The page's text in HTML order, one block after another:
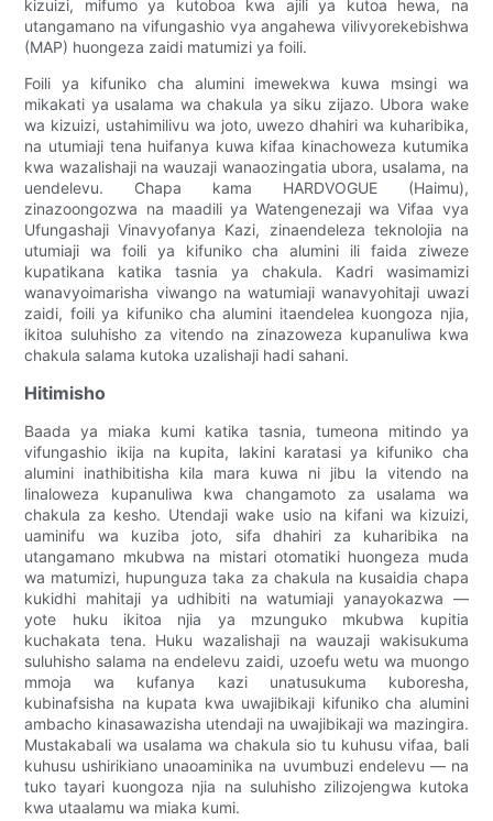
kizuizi, mifumo ya kutoboa kwa ajili ya kutoa hewa, na
utangamano na vifungashio vya angahewa vilivyorekebishwa
(MAP) huongeza zaidi matumizi ya foili.
Foili ya kifuniko cha alumini imewekwa kuwa msingi wa
mikakati ya usalama wa chakula ya siku zijazo. Ubora wake
wa kizuizi, ustahimilivu wa joto, uwezo dhahiri wa kuharibika,
na utumiaji tena huifanya kuwa kifaa kinachoweza kutumika
kwa wazalishaji na wauzaji wanaozingatia ubora, usalama, na
uendelevu. Chapa kama HARDVOGUE (Haimu),
zinazoongozwa na maadili ya Watengenezaji wa Vifaa vya
Ufungashaji Vinavyofanya Kazi, zinaendeleza teknolojia na
utumiaji wa foili ya kifuniko cha alumini ili faida ziweze
kupatikana katika tasnia ya chakula. Kadri wasimamizi
wanavyoimarisha viwango na watumiaji wanavyohitaji uwazi
zaidi, foili ya kifuniko cha alumini itaendelea kuongoza njia,
ikitoa suluhisho za vitendo na zinazoweza kupanuliwa kwa
chakula salama kutoka uzalishaji hadi sahani.
Hitimisho
Baada ya miaka kumi katika tasnia, tumeona mitindo ya
vifungashio ikija na kupita, lakini karatasi ya kifuniko cha
alumini inathibitisha kila mara kuwa ni jibu la vitendo na
linaloweza kupanuliwa kwa changamoto za usalama wa
chakula za kesho. Utendaji wake usio na kifani wa kizuizi,
uaminifu wa kuziba joto, sifa dhahiri za kuharibika na
utangamano mkubwa na mistari otomatiki huongeza muda
wa matumizi, hupunguza taka za chakula na kusaidia chapa
kukidhi mahitaji ya udhibiti na watumiaji yanayokazwa —
yote huku ikitoa njia ya mzunguko mkubwa kupitia
kuchakata tena. Huku wazalishaji na wauzaji wakisukuma
suluhisho salama na endelevu zaidi, uzoefu wetu wa muongo
mmoja wa kufanya kazi unatusukuma kuboresha,
kubinafsisha na kupata kwa uwajibikaji kifuniko cha alumini
ambacho kinasawazisha utendaji na uwajibikaji wa mazingira.
Mustakabali wa usalama wa chakula sio tu kuhusu vifaa, bali
kuhusu ushirikiano unaoaminika na uvumbuzi endelevu — na
tuko tayari kuongoza njia na suluhisho zilizojengwa kutoka
kwa utaalamu wa miaka kumi.